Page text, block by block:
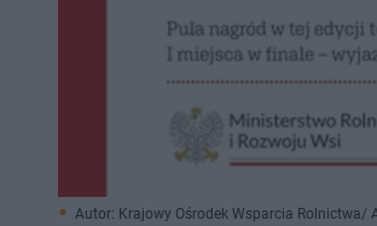
Autor: Krajowy Ośrodek Wsparcia Rolnictwa/